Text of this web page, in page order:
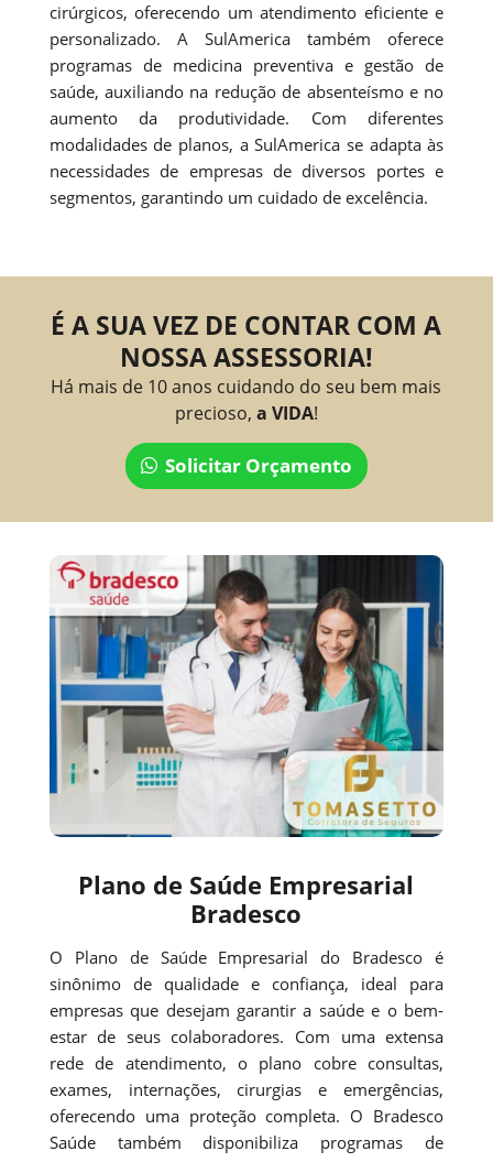
cirúrgicos, oferecendo um atendimento eficiente e
personalizado. A SulAmerica também oferece
programas de medicina preventiva e gestão de
saúde, auxiliando na redução de absenteísmo e no
aumento da produtividade. Com diferentes
modalidades de planos, a SulAmerica se adapta às
necessidades de empresas de diversos portes e
segmentos, garantindo um cuidado de excelência.
É A SUA VEZ DE CONTAR COM A
NOSSA ASSESSORIA!
Há mais de 10 anos cuidando do seu bem mais
precioso, a VIDA!
Solicitar Orçamento
Plano de Saúde Empresarial
Bradesco
O Plano de Saúde Empresarial do Bradesco é
sinônimo de qualidade e confiança, ideal para
empresas que desejam garantir a saúde e o bem-
estar de seus colaboradores. Com uma extensa
rede de atendimento, o plano cobre consultas,
exames, internações, cirurgias e emergências,
oferecendo uma proteção completa. O Bradesco
Saúde também disponibiliza programas de